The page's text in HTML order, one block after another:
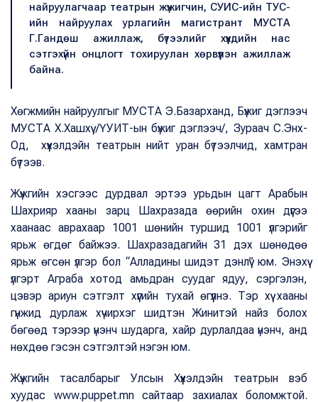
найруулагчаар театрын жүжигчин, СУИС-ийн ТУС-
ийн найруулах урлагийн магистрант МУСТА
Г.Гандөш ажиллаж, бүтээлийг хүүхдийн нас
сэтгэхүйн онцлогт тохируулан хөрвүүлэн ажиллаж
байна.
Хөгжмийн найруулгыг МУСТА Э.Базарханд, Бүжиг дэглээч
МУСТА Х.Хашхүү /ҮУИТ-ын бүжиг дэглээч/, Зураач С.Энх-
Од, хүүхэлдэйн театрын нийт уран бүтээлчид, хамтран
бүтээв.
Жүжгийн хэсгээс дурдвал эртээ урьдын цагт Арабын
Шахрияр хааны зарц Шахразада өөрийн охин дүүгээ
хаанаас аврахаар 1001 шөнийн туршид 1001 үлгэрийг
ярьж өгдөг байжээ. Шахразадагийн 31 дэх шөнөдөө
ярьж өгсөн үлгэр бол “Алладины шидэт дэнлүү” юм. Энэхүү
үлгэрт Аграба хотод амьдран суудаг ядуу, сэргэлэн,
цэвэр ариун сэтгэлт хүүгийн тухай өгүүлнэ. Тэр хүү хааны
гүнжид дурлаж хүчирхэг шидтэн Жинитэй найз болох
бөгөөд тэрээр үнэнч шударга, хайр дурлалдаа үнэнч, анд
нөхдөө гэсэн сэтгэлтэй нэгэн юм.
Жүжгийн тасалбарыг Улсын Хүүхэлдэйн театрын вэб
хуудас www.puppet.mn сайтаар захиалах боломжтой.